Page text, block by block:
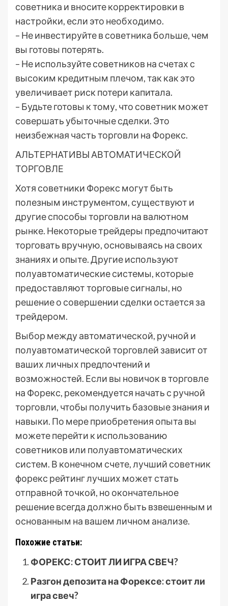
советника и вносите корректировки в
настройки, если это необходимо.
– Не инвестируйте в советника больше, чем
вы готовы потерять.
– Не используйте советников на счетах с
высоким кредитным плечом, так как это
увеличивает риск потери капитала.
– Будьте готовы к тому, что советник может
совершать убыточные сделки. Это
неизбежная часть торговли на Форекс.
АЛЬТЕРНАТИВЫ АВТОМАТИЧЕСКОЙ
ТОРГОВЛЕ
Хотя советники Форекс могут быть
полезным инструментом, существуют и
другие способы торговли на валютном
рынке. Некоторые трейдеры предпочитают
торговать вручную, основываясь на своих
знаниях и опыте. Другие используют
полуавтоматические системы, которые
предоставляют торговые сигналы, но
решение о совершении сделки остается за
трейдером.
Выбор между автоматической, ручной и
полуавтоматической торговлей зависит от
ваших личных предпочтений и
возможностей. Если вы новичок в торговле
на Форекс, рекомендуется начать с ручной
торговли, чтобы получить базовые знания и
навыки. По мере приобретения опыта вы
можете перейти к использованию
советников или полуавтоматических
систем. В конечном счете, лучший советник
форекс рейтинг лучших может стать
отправной точкой, но окончательное
решение всегда должно быть взвешенным и
основанным на вашем личном анализе.
Похожие статьи:
ФОРЕКС: СТОИТ ЛИ ИГРА СВЕЧ?
Разгон депозита на Форексе: стоит ли
игра свеч?